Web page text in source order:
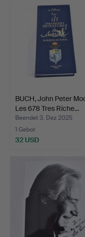
BUCH, John Peter
Les 678 Tres Riche…
Beendet 3. Dez 2025
1 Gebot
32 USD